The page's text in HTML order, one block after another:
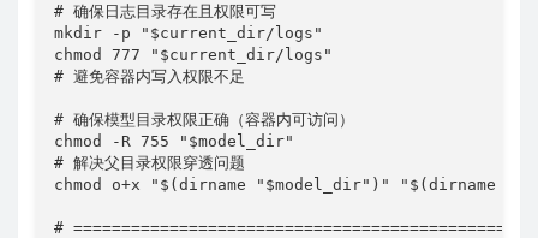
# 确保日志目录存在且权限可写
mkdir -p "$current_dir/logs"
chmod 777 "$current_dir/logs"
# 避免容器内写入权限不足
# 确保模型目录权限正确（容器内可访问）
chmod -R 755 "$model_dir"
# 解决父目录权限穿透问题
chmod o+x "$(dirname "$model_dir")" "$(dirname
# ==============================================